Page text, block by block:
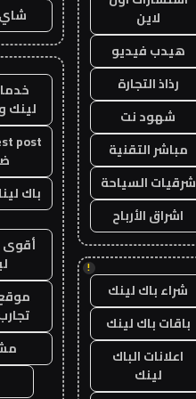
لاين
هيدب فيديو
رذاذ التجارة
شهود نت
مباشر التقنية
شرقيات السياحة
اشراق الأرباح
!
شراء باك لينك
باقات باك لينك
اعلانات الباك
لينك
لينك
باك
أقوى
موقع